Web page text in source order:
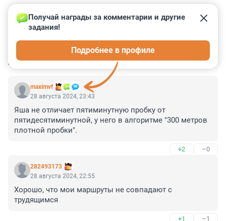
КОММЕНТАРИИ 15
maximvf
Получай награды за комментарии и другие
задания!
Подробнее в профиле
28 августа 2024, 23:43
Яша не отличает пятиминутную пробку от
пятидесятиминутной, у него в алгоритме "300 метров
плотной пробки".
+2 –0
282493173
28 августа 2024, 22:55
Хорошо, что мои маршруты не совпадают с
трудящимся
+1 –1